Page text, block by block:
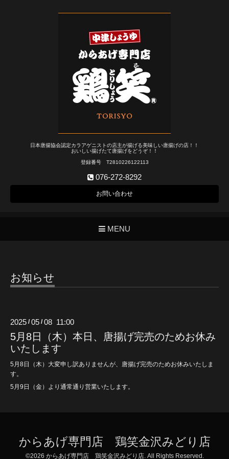
日本唐揚協会認定カラアゲニストの店主が揚げる美味しい唐揚げの店！！
おいしい揚げたて唐揚げをどうぞ！！
登録番号 T2810226122113
076-272-8292
お問い合わせ
MENU
お知らせ
2025 /05 /08 11:00
5月8日（木）本日、唐揚げ完売のためお休み
いたします
5月8日（木）大変申し訳ありませんが、唐揚げ完売のためお休みいたしま
す。
5月9日（金）より通常通り営業いたします。
からあげ専門店 鶏笑金沢みどり店
©2026 からあげ専門店 鶏笑金沢みどり店. All Rights Reserved.